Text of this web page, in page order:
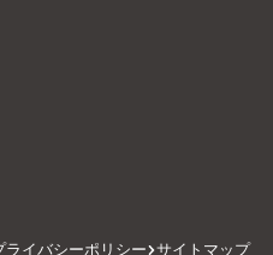
ライバシーポリシー サイトマップ